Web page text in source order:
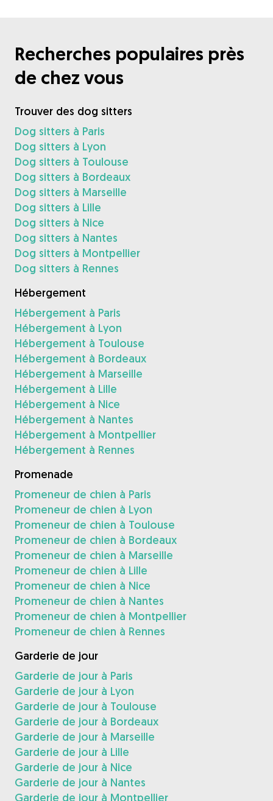
Recherches populaires près
de chez vous
Trouver des dog sitters
Dog sitters à Paris
Dog sitters à Lyon
Dog sitters à Toulouse
Dog sitters à Bordeaux
Dog sitters à Marseille
Dog sitters à Lille
Dog sitters à Nice
Dog sitters à Nantes
Dog sitters à Montpellier
Dog sitters à Rennes
Hébergement
Hébergement à Paris
Hébergement à Lyon
Hébergement à Toulouse
Hébergement à Bordeaux
Hébergement à Marseille
Hébergement à Lille
Hébergement à Nice
Hébergement à Nantes
Hébergement à Montpellier
Hébergement à Rennes
Promenade
Promeneur de chien à Paris
Promeneur de chien à Lyon
Promeneur de chien à Toulouse
Promeneur de chien à Bordeaux
Promeneur de chien à Marseille
Promeneur de chien à Lille
Promeneur de chien à Nice
Promeneur de chien à Nantes
Promeneur de chien à Montpellier
Promeneur de chien à Rennes
Garderie de jour
Garderie de jour à Paris
Garderie de jour à Lyon
Garderie de jour à Toulouse
Garderie de jour à Bordeaux
Garderie de jour à Marseille
Garderie de jour à Lille
Garderie de jour à Nice
Garderie de jour à Nantes
Garderie de jour à Montpellier